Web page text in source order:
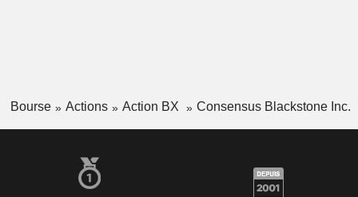
Bourse Actions Action BX Consensus Blackstone Inc.